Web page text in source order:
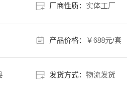
厂商性质： 实体工厂
产品价格： ￥688元/套
发货方式： 物流发货